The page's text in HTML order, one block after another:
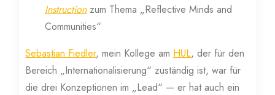
Instructionzum Thema „Reflective Minds and
Communities“
Sebastian Fiedler, mein Kollege am HUL, der für den
Bereich „Internationalisierung“ zuständig ist, war für
die drei Konzeptionen im „Lead“ — er hat auch ein